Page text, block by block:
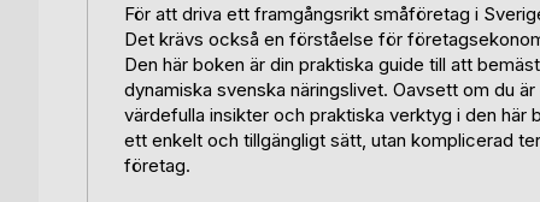
För att driva ett framgångsrikt småföretag i
Det krävs också en förståelse för
Den här boken är din praktiska guide till att
dynamiska svenska näringslivet. Oavsett om du
värdefulla insikter och praktiska verktyg i den här
ett enkelt och tillgängligt sätt, utan komplicerad
företag.